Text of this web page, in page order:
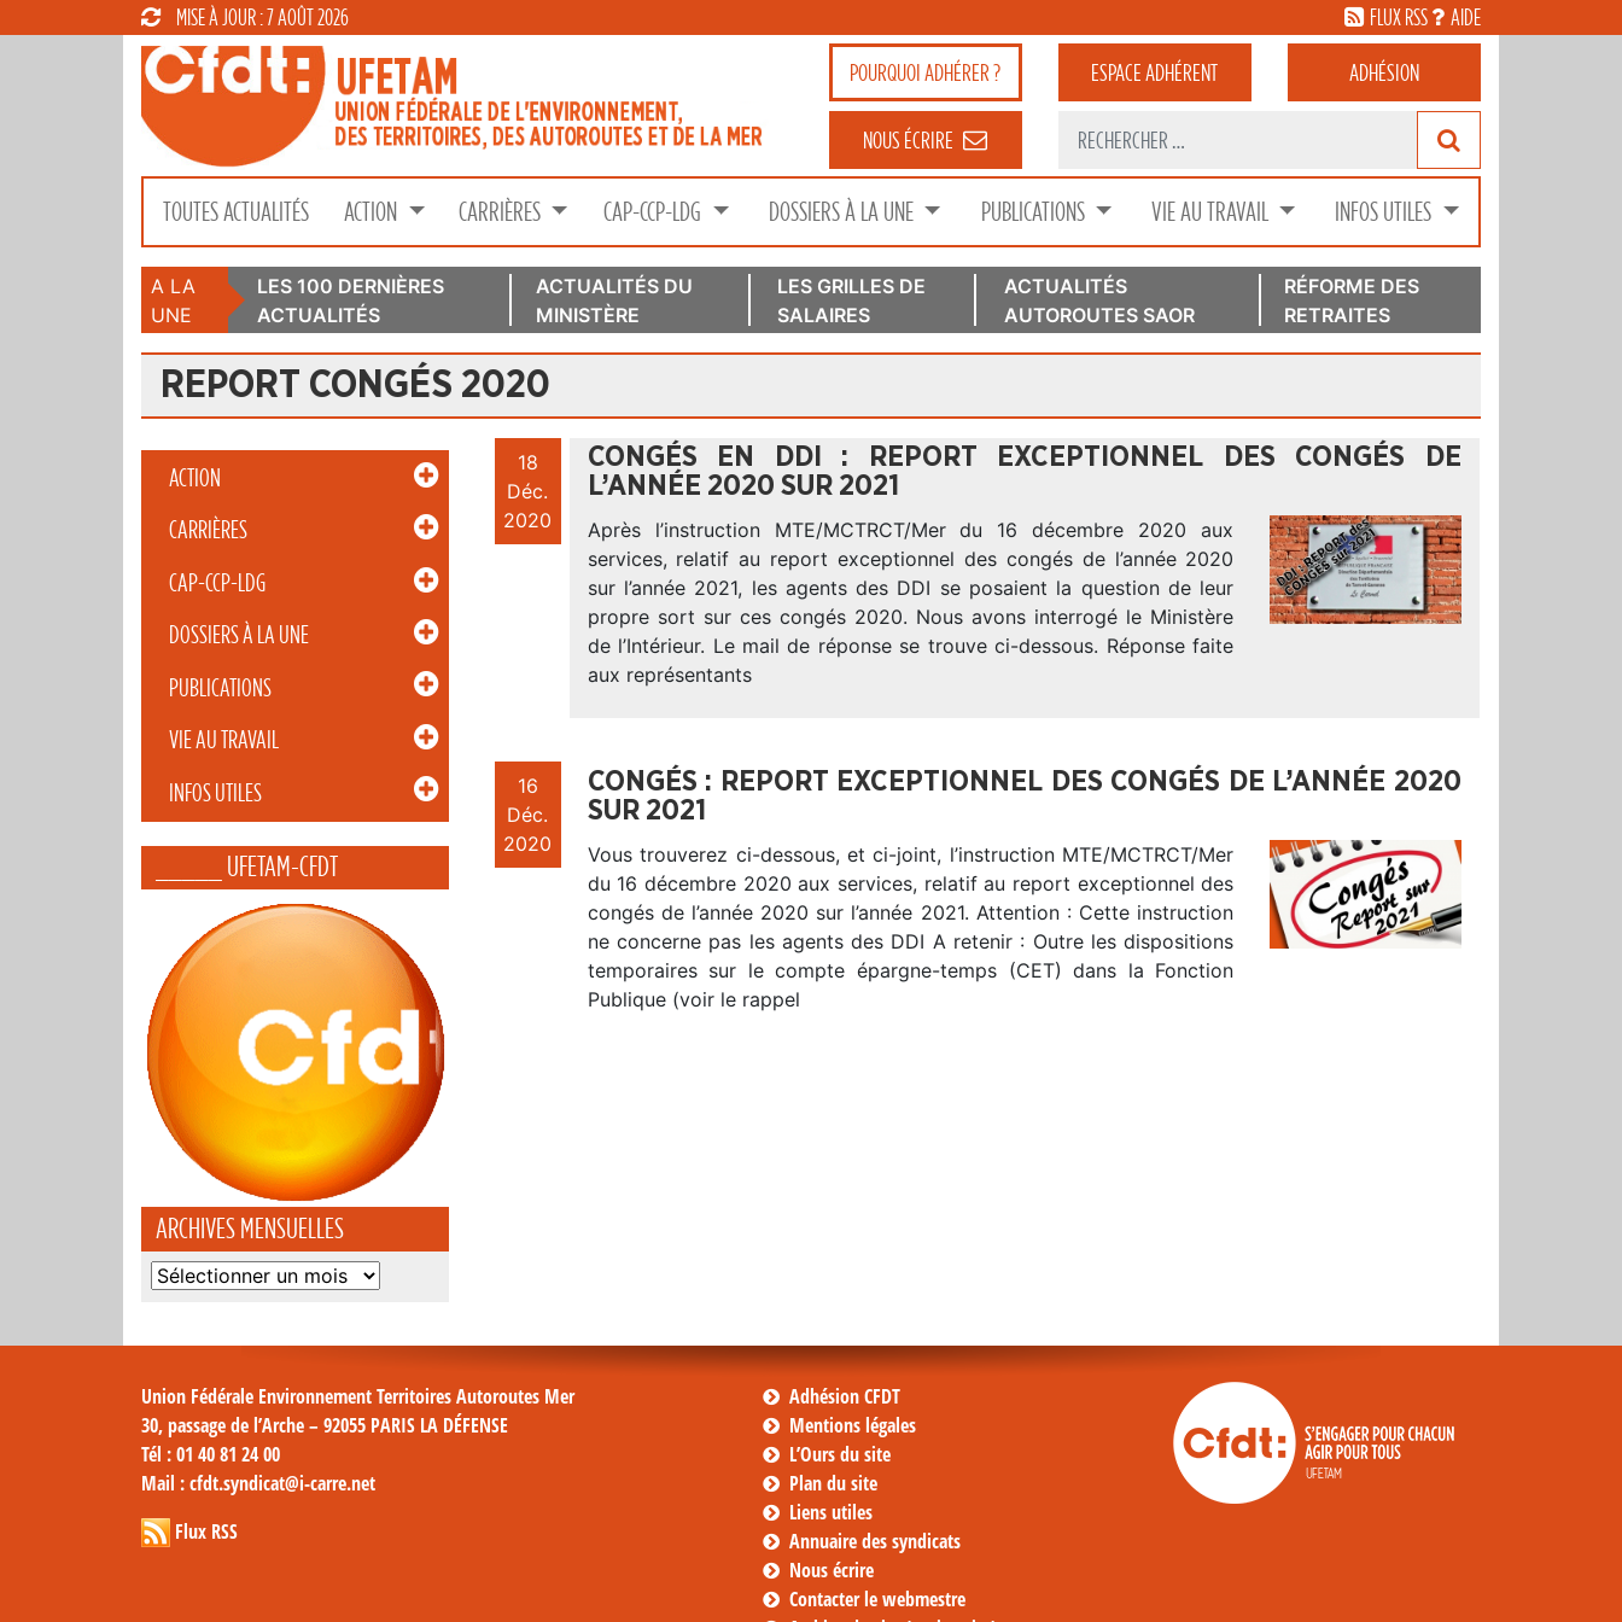
MISE À JOUR : 7 AOÛT 2026 FLUX RSS AIDE
POURQUOIADHÉRER ? ESPACEADHÉRENT ADHÉSION
NOUS ÉCRIRE
TOUTES ACTUALITÉS ACTION CARRIÈRES CAP-CCP-LDG DOSSIERS À LA UNE PUBLICATIONS VIE AU TRAVAIL INFOS UTILES
A LA
UNE
LES 100 DERNIÈRES
ACTUALITÉS
ACTUALITÉS DU
MINISTÈRE
LES GRILLES DE
SALAIRES
ACTUALITÉS
AUTOROUTES SAOR
RÉFORME DES
RETRAITES
REPORT CONGÉS 2020
ACTION
CARRIÈRES
CAP-CCP-LDG
DOSSIERS À LA UNE
PUBLICATIONS
VIE AU TRAVAIL
INFOS UTILES
_____ UFETAM-CFDT
ARCHIVES MENSUELLES
Archives
18
Déc.
2020
CONGÉS EN DDI : REPORT EXCEPTIONNEL DES CONGÉS DE
L’ANNÉE 2020 SUR 2021
Après l’instruction MTE/MCTRCT/Mer du 16 décembre 2020 aux
services, relatif au report exceptionnel des congés de l’année 2020
sur l’année 2021, les agents des DDI se posaient la question de leur
propre sort sur ces congés 2020. Nous avons interrogé le Ministère
de l’Intérieur. Le mail de réponse se trouve ci-dessous. Réponse faite
aux représentants
16
Déc.
2020
CONGÉS : REPORT EXCEPTIONNEL DES CONGÉS DE L’ANNÉE 2020
SUR 2021
Vous trouverez ci-dessous, et ci-joint, l’instruction MTE/MCTRCT/Mer
du 16 décembre 2020 aux services, relatif au report exceptionnel des
congés de l’année 2020 sur l’année 2021. Attention : Cette instruction
ne concerne pas les agents des DDI A retenir : Outre les dispositions
temporaires sur le compte épargne-temps (CET) dans la Fonction
Publique (voir le rappel
Union Fédérale Environnement Territoires Autoroutes Mer
30, passage de l’Arche – 92055 PARIS LA DÉFENSE
Tél : 01 40 81 24 00
Mail : cfdt.syndicat@i-carre.net
Flux RSS
Adhésion CFDT
Mentions légales
L’Ours du site
Plan du site
Liens utiles
Annuaire des syndicats
Nous écrire
Contacter le webmestre